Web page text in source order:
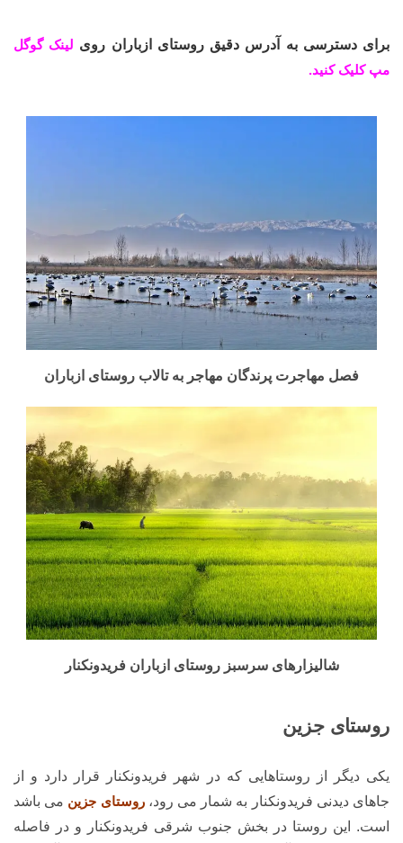
برای دسترسی به آدرس دقیق روستای ازباران روی لینک گوگل
مپ کلیک کنید.
فصل مهاجرت پرندگان مهاجر به تالاب روستای ازباران
شالیزارهای سرسبز روستای ازباران فریدونکنار
روستای جزین
یکی دیگر از روستاهایی که در شهر فریدونکنار قرار دارد و از
جاهای دیدنی فریدونکنار به شمار می رود، روستای جزین می باشد
است. این روستا در بخش جنوب شرقی فریدونکنار و در فاصله